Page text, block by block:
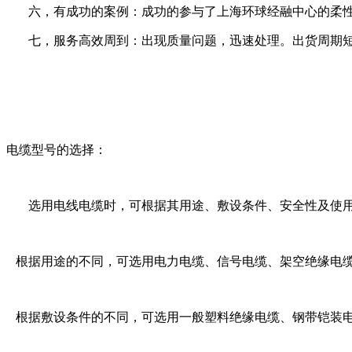
六，有成功的案例：成功的参与了上海环球经融中心的
七，服务高效周到：出现质量问题，迅速处理。出货周期
电缆型号的选择：
选用电线电缆时，可根据其用途、敷设条件、安全性及使
根据用途的不同，可选用电力电缆、信号电缆、架空绝缘电
根据敷设条件的不同，可选用一般塑料绝缘电缆、钢带铠装